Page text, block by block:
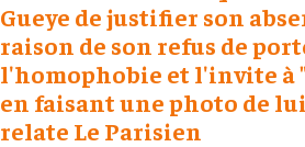
Gueye de justifier son
raison de son refus de
l'homophobie et l'invite à
en faisant une photo de
relate Le Parisien